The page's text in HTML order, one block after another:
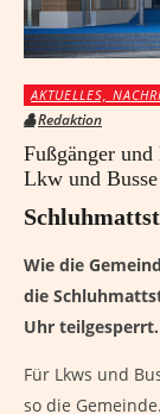
AKTUELLES,
Redaktion
Fußgänger
Lkw und
Wie die
die
Uhr teilgesperrt.
Für Lkws und
so die